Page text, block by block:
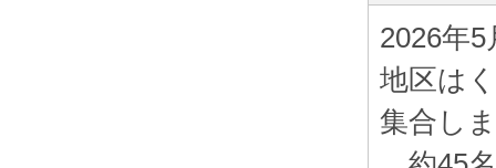
2026年
地区は
集合し